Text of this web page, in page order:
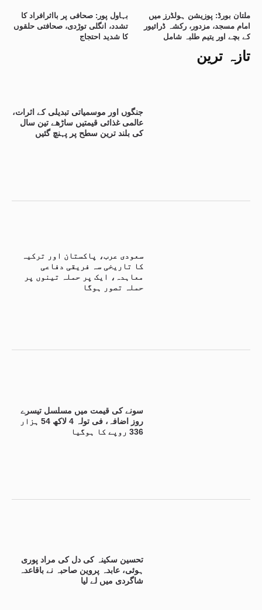
تازہ ترین
جنگوں اور موسمیاتی تبدیلی کے اثرات،
عالمی غذائی قیمتیں ساڑھے تین سال
کی بلند ترین سطح پر پہنچ گئیں
سعودی عرب، پاکستان اور ترکیہ
کا تاریخی سہ فریقی دفاعی
معاہدہ، ایک پر حملہ تینوں پر
حملہ تصور ہوگا
سونے کی قیمت میں مسلسل تیسرے
روز اضافہ، فی تولہ 4 لاکھ 54 ہزار
336 روپے کا ہوگیا
تحسین سکینہ کی دل کی مراد پوری
ہوئی، عابدہ پروین صاحبہ نے باقاعدہ
شاگردی میں لے لیا
بہاول پور: صحافی پر بااثرافراد کا
تشدد، انگلی توڑدی، صحافتی حلقوں
کا شدید احتجاج
ملتان بورڈ: پوزیشن ہولڈرز میں
امام مسجد، مزدور، رکشہ ڈرائیور
کے بچے اور یتیم طلبہ شامل